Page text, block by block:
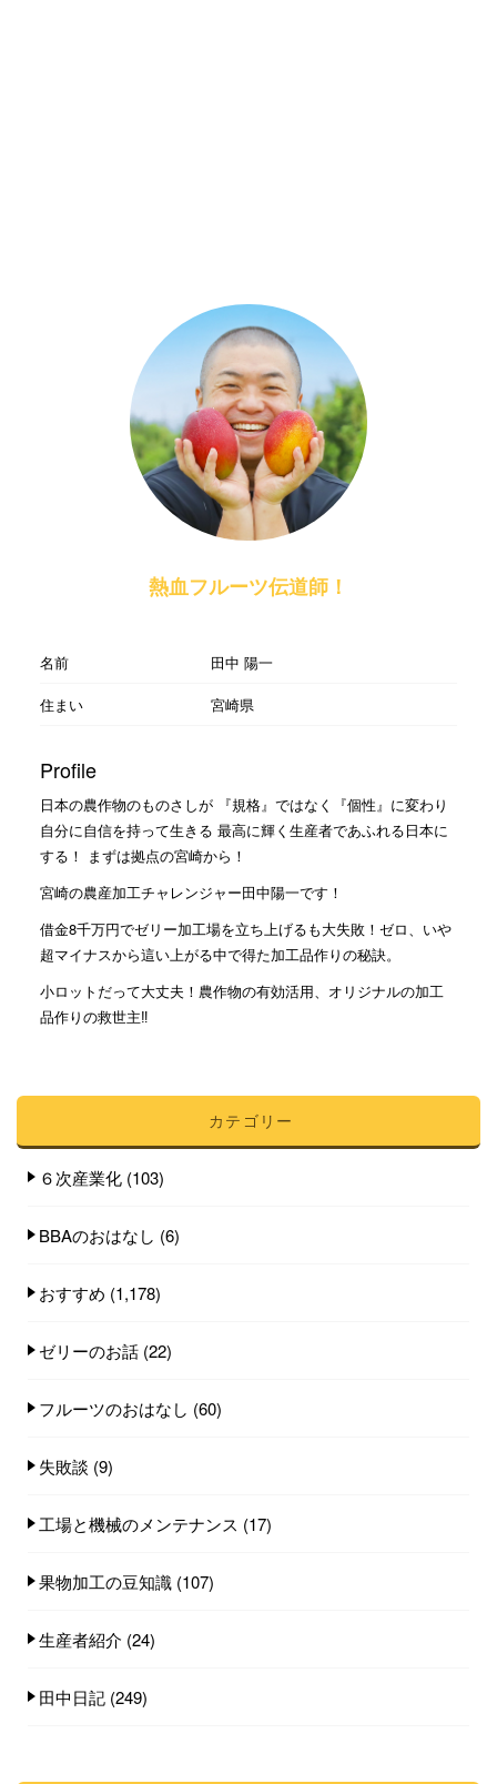
熱血フルーツ伝道師！
名前
田中 陽一
住まい
宮崎県
Profile
日本の農作物のものさしが 『規格』ではなく『個性』に変わり
自分に自信を持って生きる 最高に輝く生産者であふれる日本に
する！ まずは拠点の宮崎から！
宮崎の農産加工チャレンジャー田中陽一です！
借金8千万円でゼリー加工場を立ち上げるも大失敗！ゼロ、いや
超マイナスから這い上がる中で得た加工品作りの秘訣。
小ロットだって大丈夫！農作物の有効活用、オリジナルの加工
品作りの救世主‼︎
カテゴリー
６次産業化 (103)
BBAのおはなし (6)
おすすめ (1,178)
ゼリーのお話 (22)
フルーツのおはなし (60)
失敗談 (9)
工場と機械のメンテナンス (17)
果物加工の豆知識 (107)
生産者紹介 (24)
田中日記 (249)